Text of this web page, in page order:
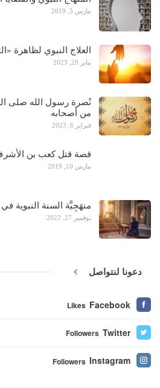
مارس 5, 2019
العلاج النبوي لظاهرة
يناير 29, 2023
نُصرة رسول الله صلى
من أصحابه
فبراير 6, 2023
قصة قتل كعب بن
مارس 10, 2019
منهَجِيَّة السنة النبوية
نوفمبر 27, 2022
دعونا لنتواصل
Facebook
Likes
Twitter
Followers
Instagram
Followers